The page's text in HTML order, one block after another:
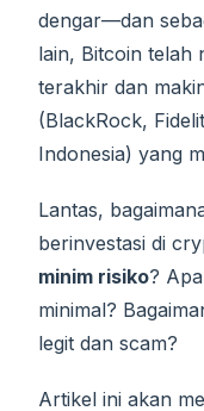
dengar—dan
lain, Bitcoin telah
terakhir dan
(BlackRock,
Indonesia) yang
Lantas,
berinvestasi di
minim risiko?
minimal?
legit dan scam?
Artikel ini akan